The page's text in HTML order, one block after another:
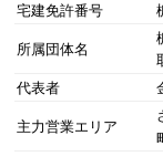
宅建免許番号
所属団体名
代表者
主力営業エリア